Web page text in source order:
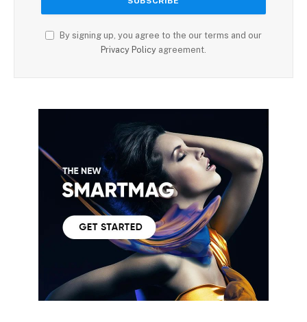
By signing up, you agree to the our terms and our
Privacy Policy agreement.